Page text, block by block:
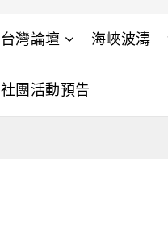
台灣論壇 海峽波濤
社團活動預告